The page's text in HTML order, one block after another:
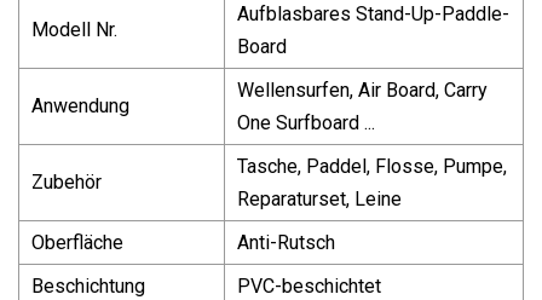
Modell Nr.
Aufblasbares Stand-Up-Paddle-
Board
Anwendung
Wellensurfen, Air Board, Carry
One Surfboard ...
Zubehör
Tasche, Paddel, Flosse, Pumpe,
Reparaturset, Leine
Oberfläche
Anti-Rutsch
Beschichtung
PVC-beschichtet